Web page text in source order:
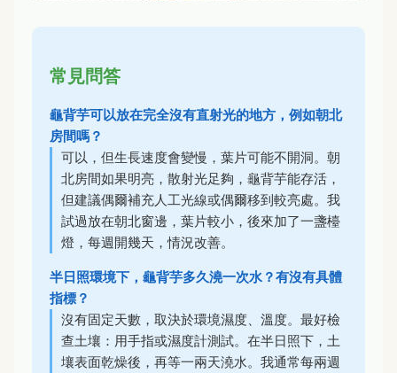
常見問答
龜背芋可以放在完全沒有直射光的地方，例如朝北
房間嗎？
可以，但生長速度會變慢，葉片可能不開洞。朝
北房間如果明亮，散射光足夠，龜背芋能存活，
但建議偶爾補充人工光線或偶爾移到較亮處。我
試過放在朝北窗邊，葉片較小，後來加了一盞檯
燈，每週開幾天，情況改善。
半日照環境下，龜背芋多久澆一次水？有沒有具體
指標？
沒有固定天數，取決於環境濕度、溫度。最好檢
查土壤：用手指或濕度計測試。在半日照下，土
壤表面乾燥後，再等一兩天澆水。我通常每兩週